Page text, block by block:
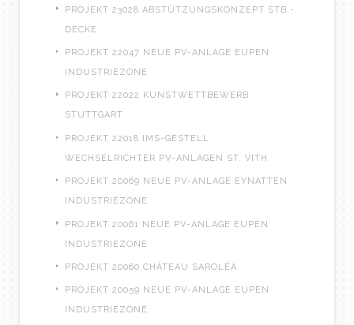
PROJEKT 23028 ABSTÜTZUNGSKONZEPT STB.-
DECKE
PROJEKT 22047 NEUE PV-ANLAGE EUPEN
INDUSTRIEZONE
PROJEKT 22022 KUNSTWETTBEWERB
STUTTGART
PROJEKT 22018 IMS-GESTELL
WECHSELRICHTER PV-ANLAGEN ST. VITH
PROJEKT 20069 NEUE PV-ANLAGE EYNATTEN
INDUSTRIEZONE
PROJEKT 20061 NEUE PV-ANLAGE EUPEN
INDUSTRIEZONE
PROJEKT 20060 CHÂTEAU SAROLÉA
PROJEKT 20059 NEUE PV-ANLAGE EUPEN
INDUSTRIEZONE